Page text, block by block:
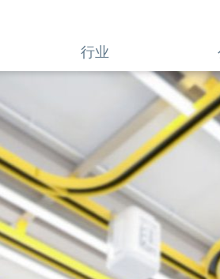
行业